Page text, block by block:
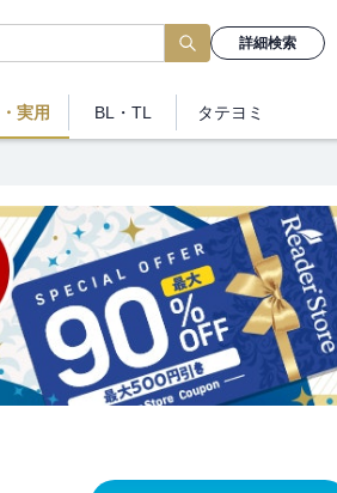
詳細検索
・実用 BL・TL タテヨミ